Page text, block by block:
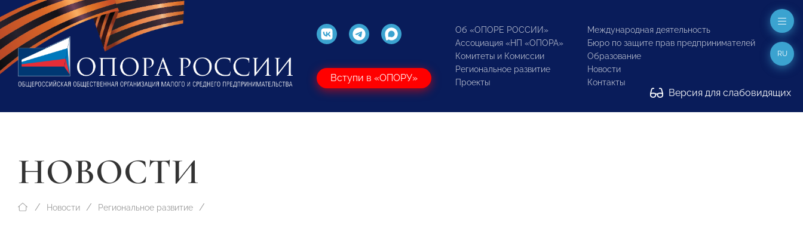
Вступи в «ОПОРУ»
Об «ОПОРЕ РОССИИ»
Ассоциация «НП «ОПОРА»
Комитеты и Комиссии
Региональное развитие
Проекты
Международная деятельность
Бюро по защите прав предпринимателей
Образование
Новости
Контакты
Версия для слабовидящих
RU
НОВОСТИ
Новости Региональное развитие